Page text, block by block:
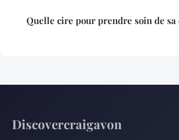
Quelle cire pour prendre soin de sa
Discovercraigavon